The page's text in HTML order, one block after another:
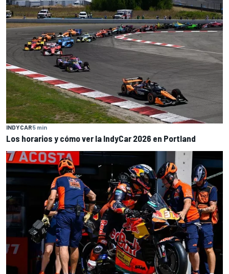
INDYCAR5 min
Los horarios y cómo ver la IndyCar 2026 en Portland